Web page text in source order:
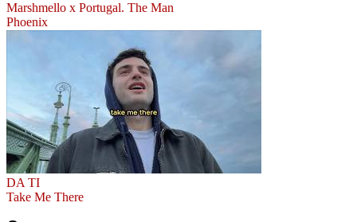
Marshmello x Portugal. The Man
Phoenix
DA TI
Take Me There